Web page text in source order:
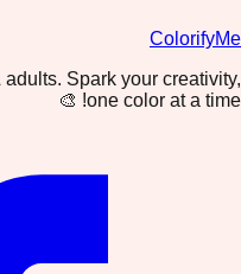
ColorifyMe
Spark your creativity,
one color at a time! 🎨